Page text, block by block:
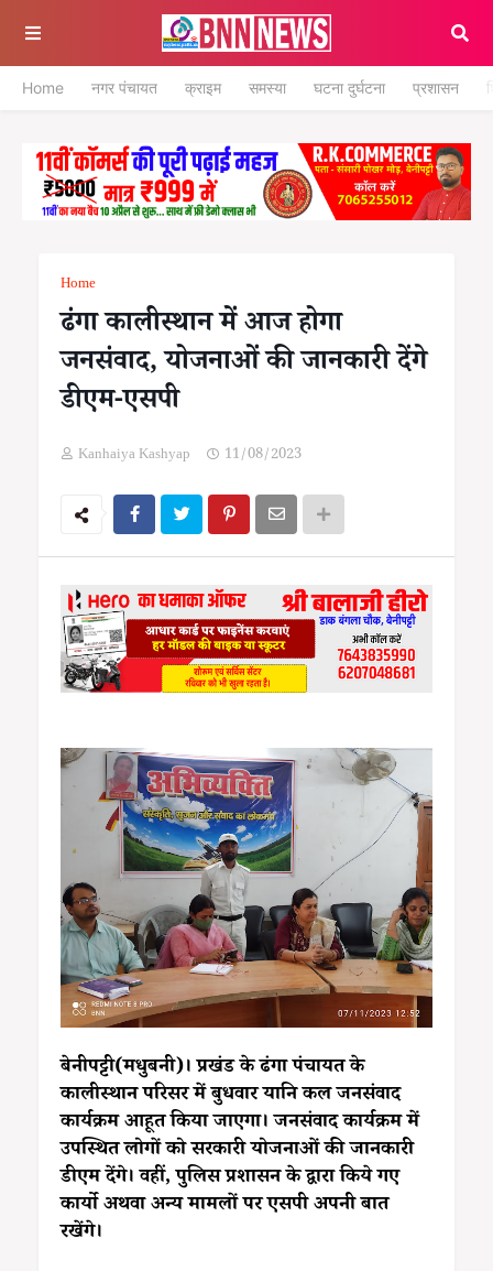
Home नगर पंचायत क्राइम समस्या घटना दुर्घटना प्रशासन
Home
ढंगा कालीस्थान में आज होगा
जनसंवाद, योजनाओं की जानकारी देंगे
डीएम-एसपी
Kanhaiya Kashyap 11/08/2023
बेनीपट्टी(मधुबनी)। प्रखंड के ढंगा पंचायत के
कालीस्थान परिसर में बुधवार यानि कल जनसंवाद
कार्यक्रम आहूत किया जाएगा। जनसंवाद कार्यक्रम में
उपस्थित लोगों को सरकारी योजनाओं की जानकारी
डीएम देंगे। वहीं, पुलिस प्रशासन के द्वारा किये गए
कार्यो अथवा अन्य मामलों पर एसपी अपनी बात
रखेंगे।